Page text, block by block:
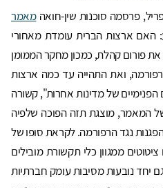
מאמר
האם ארצות הברית עומדת מאחורי
פורום קהלת, כמכון מחקר הממומן
ואת התהייה עד כמה ארצות
של מדינות אחרות", קשורה
המאמר, מוצגת תזה הפוכה שלפיה
נגד הרפורמה. לקראת סופו של
ממגוון כלי תקשורת מובילים
יחד נובעות מסיבות עומק חברתיות